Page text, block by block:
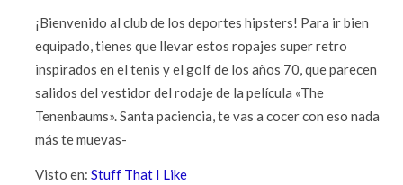
¡Bienvenido al club de los deportes hipsters! Para ir bien
equipado, tienes que llevar estos ropajes super retro
inspirados en el tenis y el golf de los años 70, que parecen
salidos del vestidor del rodaje de la película «The
Tenenbaums». Santa paciencia, te vas a cocer con eso nada
más te muevas-
Visto en:Stuff That I Like